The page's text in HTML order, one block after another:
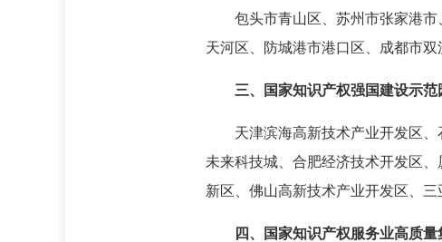
包头市青山区、苏州市张家港
天河区、防城港市港口区、成都市
三、国家知识产权强国建设示范
天津滨海高新技术产业开发区
未来科技城、合肥经济技术开发区
新区、佛山高新技术产业开发区、
四、国家知识产权服务业高质